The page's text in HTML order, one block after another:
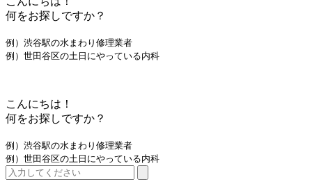
何をお探しですか？
例）渋谷駅の水まわり修理業者
例）世田谷区の土日にやっている内科
こんにちは！
何をお探しですか？
例）渋谷駅の水まわり修理業者
例）世田谷区の土日にやっている内科